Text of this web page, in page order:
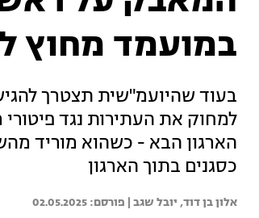
במועמד מחוץ
בעוד שהיועמ"שית תצטרך
למחוק את העתירות נגד
הארגון הבא - כשהוא מוריד
כסגנים בתוך הארגון
אלון בן דוד, יובל שגב | 02.05.2025